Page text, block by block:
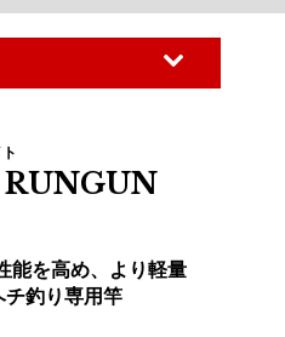
能を高め、より軽量
釣り専用竿